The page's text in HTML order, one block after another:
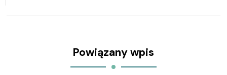
Powiązany wpis